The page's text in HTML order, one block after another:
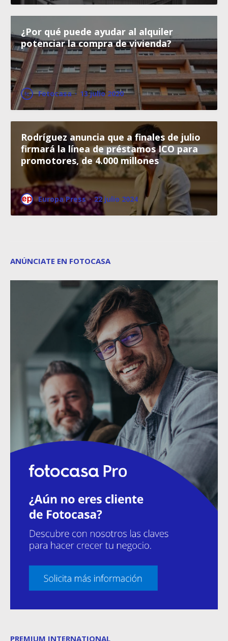
¿Por qué puede ayudar al alquiler
potenciar la compra de vivienda?
Fotocasa · 13 julio 2020
Rodríguez anuncia que a finales de julio
firmará la línea de préstamos ICO para
promotores, de 4.000 millones
Europa Press · 22 julio 2024
ANÚNCIATE EN FOTOCASA
PREMIUM INTERNATIONAL